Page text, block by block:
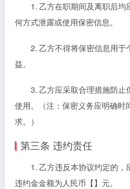
1. 乙方在职期间及离职后
何方式泄露或使用保密信息。
2. 乙方不得将保密信息用于
益。
3. 乙方应采取合理措施防止
使用。（注：保密义务应明确时
求。）
第三条 违约责任
1. 乙方违反本协议约定的，
违约金金额为人民币【】元。